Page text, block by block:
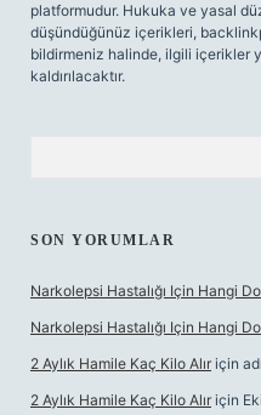
platformudur. Hukuka ve yasal
düşündüğünüz içerikleri,
bildirmeniz halinde, ilgili içerikler
kaldırılacaktır.
SON YORUMLAR
Narkolepsi Hastalığı Için Hangi
Narkolepsi Hastalığı Için Hangi
2 Aylık Hamile Kaç Kilo Alır için
2 Aylık Hamile Kaç Kilo Alır için